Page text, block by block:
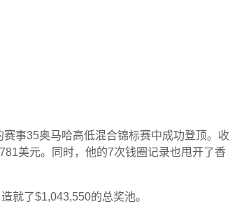
事35奥马哈高低混合锦标赛中成功登顶。收
美元。同时，他的7次钱圈记录也甩开了香
就了$1,043,550的总奖池。